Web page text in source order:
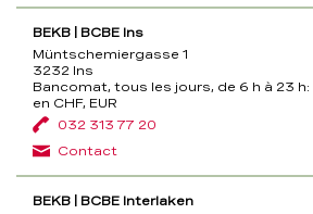
BEKB | BCBE Ins
Müntschemiergasse 1
3232 Ins
Bancomat, tous les jours, de 6 h à 23 h:
en CHF, EUR
032 313 77 20
Contact
BEKB | BCBE Interlaken